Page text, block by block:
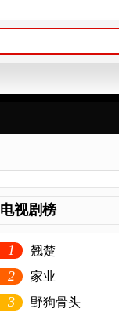
电视剧榜
1 翘楚
2 家业
3 野狗骨头